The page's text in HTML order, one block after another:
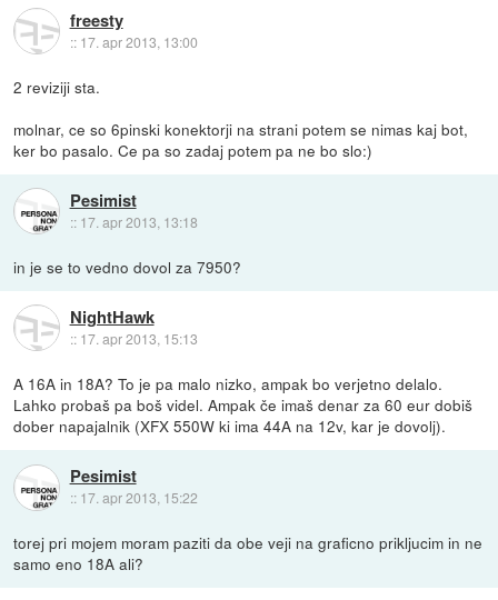
freesty
:: 17. apr 2013, 13:00
2 reviziji sta.
molnar, ce so 6pinski konektorji na strani potem se nimas kaj bot,
ker bo pasalo. Ce pa so zadaj potem pa ne bo slo:)
Pesimist
:: 17. apr 2013, 13:18
in je se to vedno dovol za 7950?
NightHawk
:: 17. apr 2013, 15:13
A 16A in 18A? To je pa malo nizko, ampak bo verjetno delalo.
Lahko probaš pa boš videl. Ampak če imaš denar za 60 eur dobiš
dober napajalnik (XFX 550W ki ima 44A na 12v, kar je dovolj).
Pesimist
:: 17. apr 2013, 15:22
torej pri mojem moram paziti da obe veji na graficno prikljucim in ne
samo eno 18A ali?